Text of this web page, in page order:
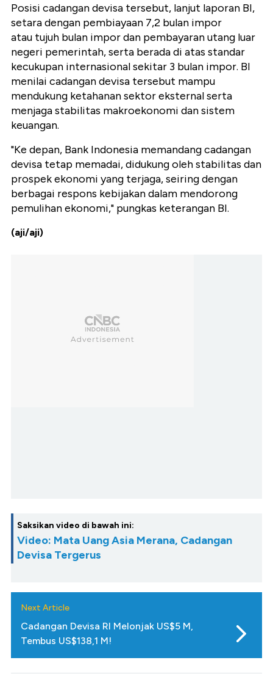
Posisi cadangan devisa tersebut, lanjut laporan BI,
setara dengan pembiayaan 7,2 bulan impor
atau tujuh bulan impor dan pembayaran utang luar
negeri pemerintah, serta berada di atas standar
kecukupan internasional sekitar 3 bulan impor. BI
menilai cadangan devisa tersebut mampu
mendukung ketahanan sektor eksternal serta
menjaga stabilitas makroekonomi dan sistem
keuangan.
"Ke depan, Bank Indonesia memandang cadangan
devisa tetap memadai, didukung oleh stabilitas dan
prospek ekonomi yang terjaga, seiring dengan
berbagai respons kebijakan dalam mendorong
pemulihan ekonomi," pungkas keterangan BI.
(aji/aji)
Saksikan video di bawah ini:
Video: Mata Uang Asia Merana, Cadangan
Devisa Tergerus
Next Article
Cadangan Devisa RI Melonjak US$5 M,
Tembus US$138,1 M!